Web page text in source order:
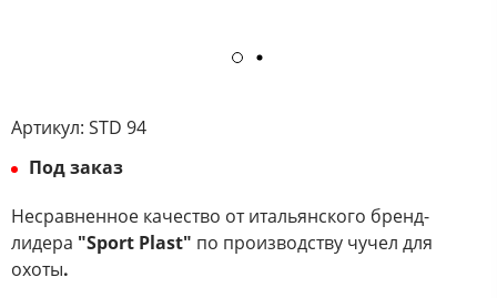
Артикул: STD 94
Под заказ
Несравненное качество от итальянского бренд-
лидера "Sport Plast" по производству чучел для
охоты.